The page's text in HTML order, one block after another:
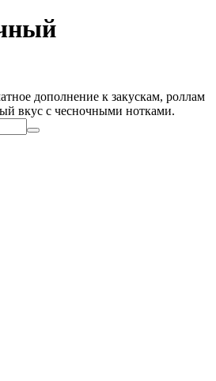
дополнение к закускам, роллам
вкус с чесночными нотками.